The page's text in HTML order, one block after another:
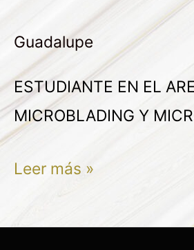
Guadalupe
ESTUDIANTE EN EL
MICROBLADING Y
PALOMARES
SANCHEZ
Leer más »